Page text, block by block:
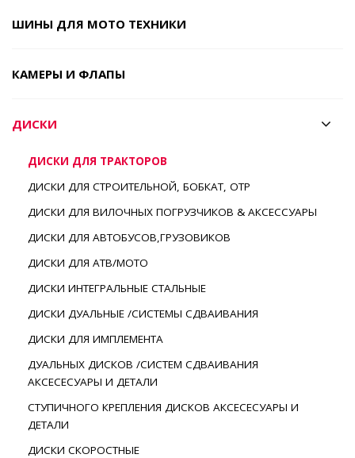
ШИНЫ ДЛЯ МОТО ТЕХНИКИ
КАМЕРЫ И ФЛАПЫ
ДИСКИ
ДИСКИ ДЛЯ ТРАКТОРОВ
ДИСКИ ДЛЯ СТРОИТЕЛЬНОЙ, БОБКАТ, ОТР
ДИСКИ ДЛЯ ВИЛОЧНЫХ ПОГРУЗЧИКОВ & АКСЕССУАРЫ
ДИСКИ ДЛЯ АВТОБУСОВ,ГРУЗОВИКОВ
ДИСКИ ДЛЯ АТВ/МОТО
ДИСКИ ИНТЕГРАЛЬНЫЕ СТАЛЬНЫЕ
ДИСКИ ДУАЛЬНЫЕ /СИСТЕМЫ СДВАИВАНИЯ
ДИСКИ ДЛЯ ИМПЛЕМЕНТА
ДУАЛЬНЫХ ДИСКОВ /СИСТЕМ СДВАИВАНИЯ
АКСЕСЕСУАРЫ И ДЕТАЛИ
СТУПИЧНОГО КРЕПЛЕНИЯ ДИСКОВ АКСЕСЕСУАРЫ И
ДЕТАЛИ
ДИСКИ СКОРОСТНЫЕ